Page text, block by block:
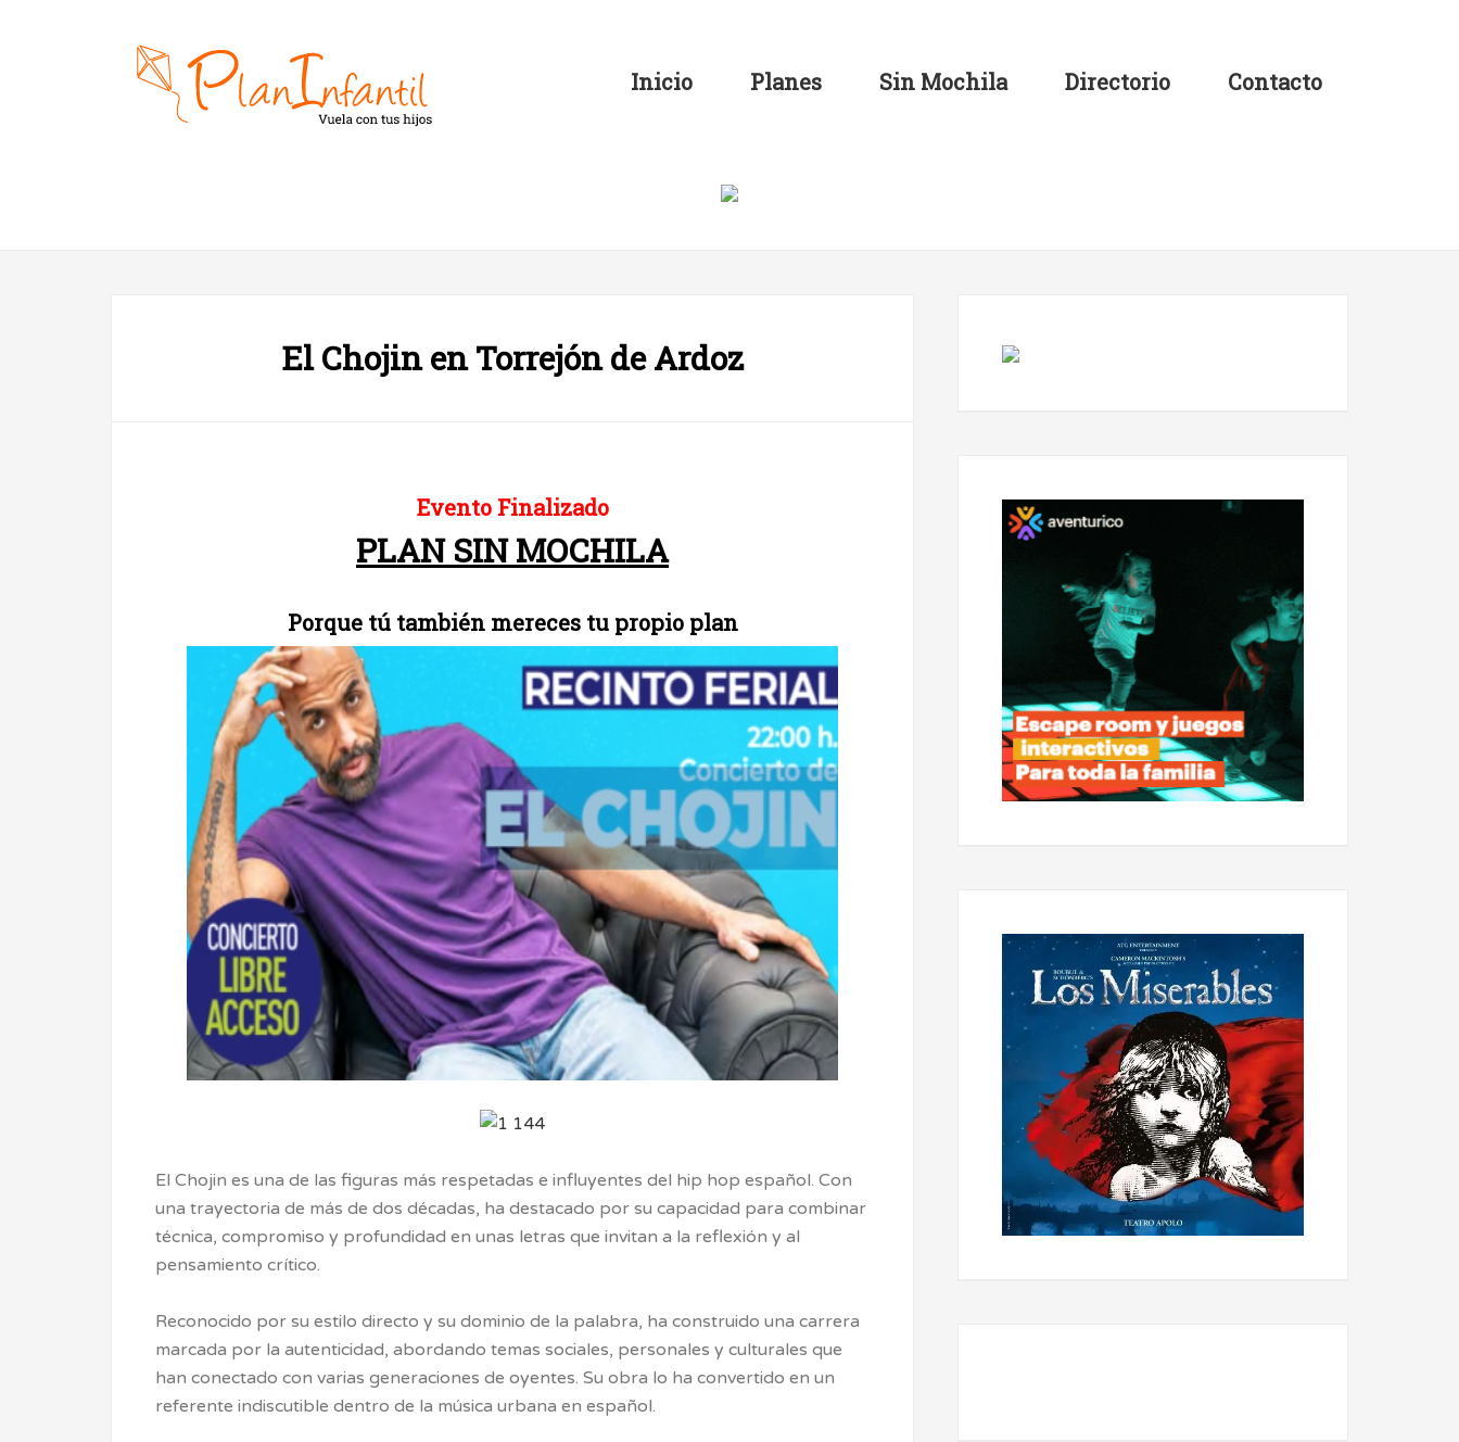
Inicio Planes Sin Mochila Directorio Contacto
El Chojin en Torrejón de Ardoz
Evento Finalizado
PLAN SIN MOCHILA
Porque tú también mereces tu propio plan
El Chojin es una de las figuras más respetadas e influyentes del hip hop español. Con
una trayectoria de más de dos décadas, ha destacado por su capacidad para combinar
técnica, compromiso y profundidad en unas letras que invitan a la reflexión y al
pensamiento crítico.
Reconocido por su estilo directo y su dominio de la palabra, ha construido una carrera
marcada por la autenticidad, abordando temas sociales, personales y culturales que
han conectado con varias generaciones de oyentes. Su obra lo ha convertido en un
referente indiscutible dentro de la música urbana en español.